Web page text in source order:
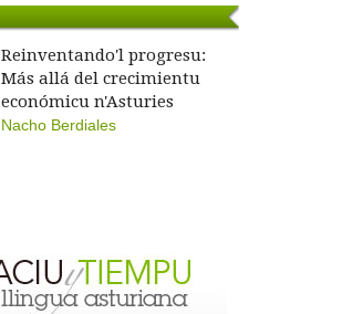
Reinventando'l progresu:
Más allá del crecimientu
económicu n'Asturies
Nacho Berdiales